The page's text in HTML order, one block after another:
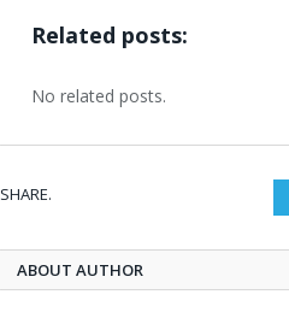
Related posts:
No related posts.
SHARE.
ABOUT AUTHOR